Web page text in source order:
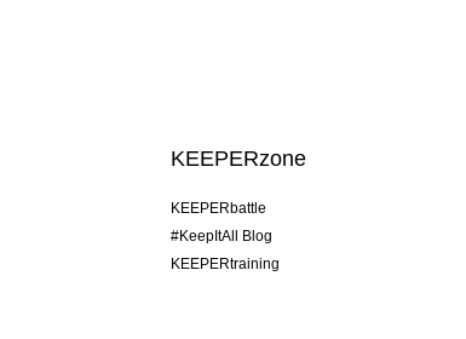
KEEPERzone
KEEPERbattle
#KeepItAll Blog
KEEPERtraining